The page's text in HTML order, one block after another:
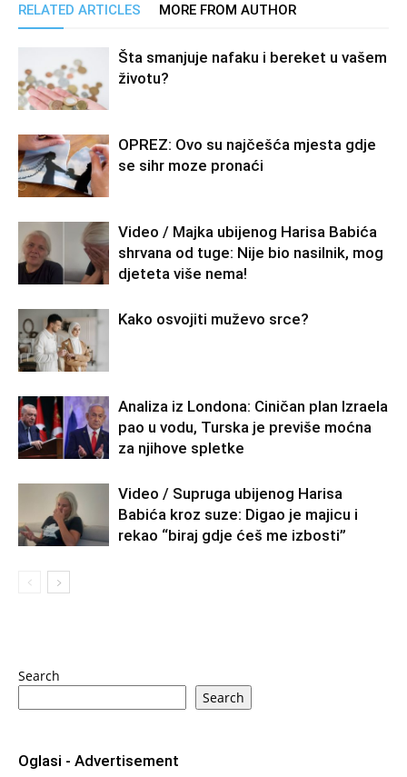
RELATED ARTICLES MORE FROM AUTHOR
Šta smanjuje nafaku i bereket u vašem
životu?
OPREZ: Ovo su najčešća mjesta gdje
se sihr moze pronaći
Video / Majka ubijenog Harisa Babića
shrvana od tuge: Nije bio nasilnik, mog
djeteta više nema!
Kako osvojiti muževo srce?
Analiza iz Londona: Ciničan plan Izraela
pao u vodu, Turska je previše moćna
za njihove spletke
Video / Supruga ubijenog Harisa
Babića kroz suze: Digao je majicu i
rekao “biraj gdje ćeš me izbosti”
Search
Search
Oglasi - Advertisement